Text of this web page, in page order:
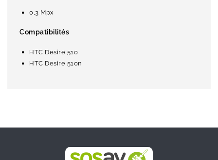
0,3 Mpx
Compatibilités
HTC Desire 510
HTC Desire 510n